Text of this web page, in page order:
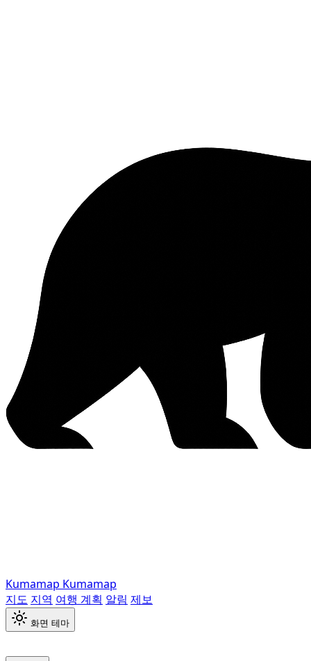
Kumamap Kumamap
지도 지역 여행 계획 알림 제보
화면 테마